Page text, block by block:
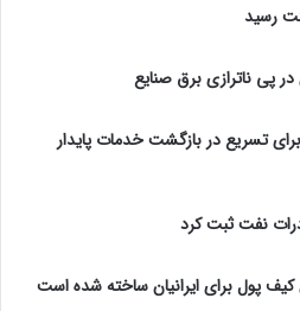
تسریع در بازگشت خدمات پایدار
نفت ثبت کرد